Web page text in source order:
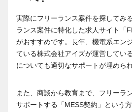
実際にフリーランス案件を探してみ
ランス案件に特化した求人サイト「
がおすすめです。長年、機電系エン
ている株式会社アイズが運営してい
についても適切なサポートが埋められ
また、商談から教育まで、フリーラ
サポートする「MESS契約」という